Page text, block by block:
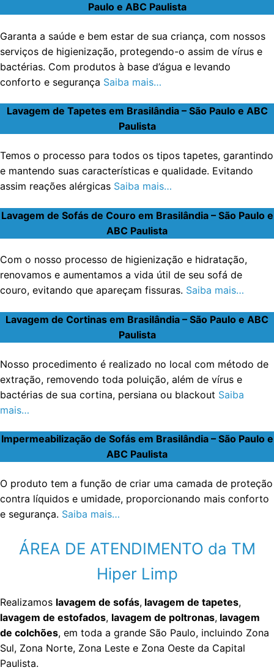
Paulo e ABC Paulista
Garanta a saúde e bem estar de sua criança, com nossos
serviços de higienização, protegendo-o assim de vírus e
bactérias. Com produtos à base d’água e levando
conforto e segurança Saiba mais…
Lavagem de Tapetes em Brasilândia – São Paulo e ABC
Paulista
Temos o processo para todos os tipos tapetes, garantindo
e mantendo suas características e qualidade. Evitando
assim reações alérgicas Saiba mais…
Lavagem de Sofás de Couro em Brasilândia – São Paulo e
ABC Paulista
Com o nosso processo de higienização e hidratação,
renovamos e aumentamos a vida útil de seu sofá de
couro, evitando que apareçam fissuras. Saiba mais…
Lavagem de Cortinas em Brasilândia – São Paulo e ABC
Paulista
Nosso procedimento é realizado no local com método de
extração, removendo toda poluição, além de vírus e
bactérias de sua cortina, persiana ou blackout Saiba
mais…
Impermeabilização de Sofás em Brasilândia – São Paulo e
ABC Paulista
O produto tem a função de criar uma camada de proteção
contra líquidos e umidade, proporcionando mais conforto
e segurança. Saiba mais…
ÁREA DE ATENDIMENTO da TM
Hiper Limp
Realizamos lavagem de sofás, lavagem de tapetes,
lavagem de estofados, lavagem de poltronas, lavagem
de colchões, em toda a grande São Paulo, incluindo Zona
Sul, Zona Norte, Zona Leste e Zona Oeste da Capital
Paulista.